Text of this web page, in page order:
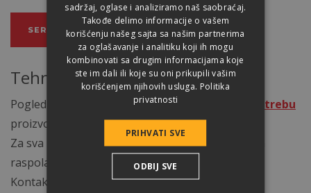
SERTIFIKATI
Tehnička podrška
Pogledajte naš tehnički vodič uuputstvu za upotrebu
proizvoda Terran.
Za sva pitanja koja imate, naše kolege su Vam na
raspolaganju.
Kontaktirajte nas na:srbija@terran.rs
sadržaj, oglase i analiziramo naš saobraćaj.
Takođe delimo informacije o vašem
korišćenju našeg sajta sa našim partnerima
za oglašavanje i analitiku koji ih mogu
kombinovati sa drugim informacijama koje
ste im dali ili koje su oni prikupili vašim
korišćenjem njihovih usluga. Politika
privatnosti
PRIHVATI SVE
ODBIJ SVE